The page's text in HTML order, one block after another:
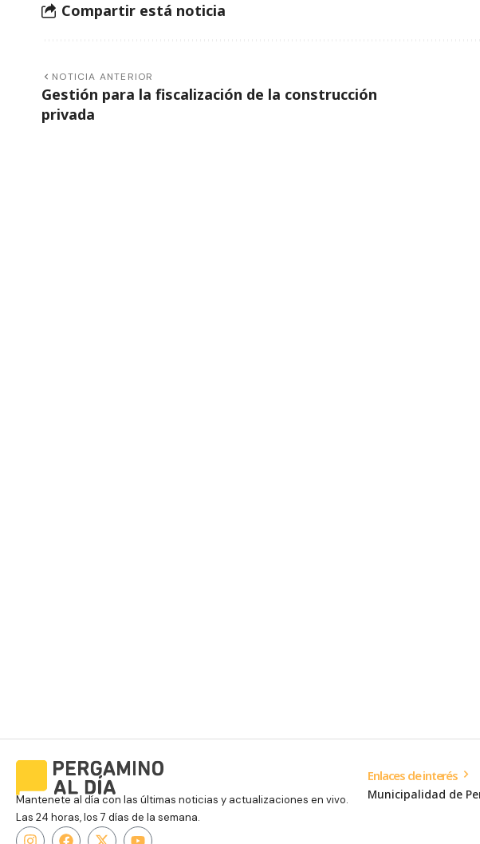
Compartir está noticia
NOTICIA ANTERIOR
Gestión para la fiscalización de la construcción
privada
Mantenete al día con las últimas noticias y actualizaciones en vivo.
Las 24 horas, los 7 días de la semana.
Enlaces de interés
Municipalidad de